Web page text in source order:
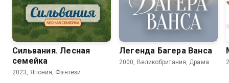
Сильвания. Лесная
семейка
2023, Япония, Фэнтези
Легенда Багера Ванса
2000, Великобритания, Драма